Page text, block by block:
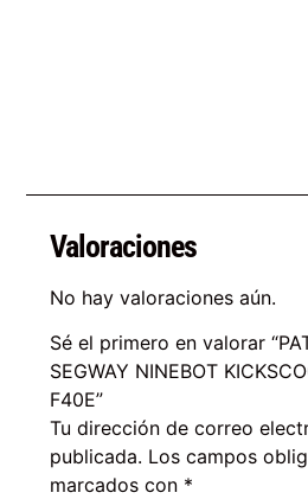
Valoraciones
No hay valoraciones aún.
Sé el primero en valorar
SEGWAY NINEBOT
F40E”
Tu dirección de correo
publicada. Los campos
marcados con *